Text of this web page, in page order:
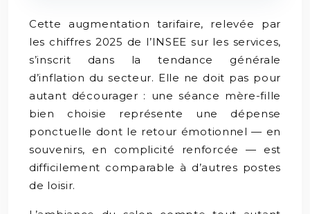
Cette augmentation tarifaire, relevée par
les chiffres 2025 de l’INSEE sur les services,
s’inscrit dans la tendance générale
d’inflation du secteur. Elle ne doit pas pour
autant décourager : une séance mère-fille
bien choisie représente une dépense
ponctuelle dont le retour émotionnel — en
souvenirs, en complicité renforcée — est
difficilement comparable à d’autres postes
de loisir.